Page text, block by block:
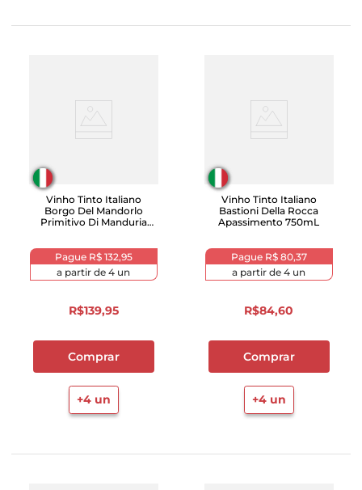
Vinho Tinto Italiano
Borgo Del Mandorlo
Primitivo Di Manduria
Pague R$ 132,95
a partir de 4 un
R$139,95
Comprar
+4un
Vinho Tinto Italiano
Bastioni Della Rocca
Apassimento 750mL
Pague R$ 80,37
a partir de 4 un
R$84,60
Comprar
+4un